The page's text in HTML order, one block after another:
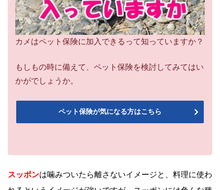
カメはペット保険に加入できるって知っていますか？
もしもの時に備えて、ペット保険を検討してみてはい
かがでしょうか。
ペット保険が気になる方はこちら
スッポンは噛みついたら離さないイメージと、料理に使わ